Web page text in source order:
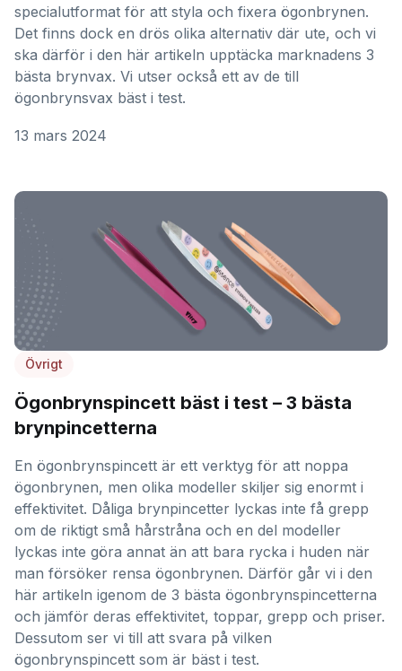
specialutformat för att styla och fixera ögonbrynen.
Det finns dock en drös olika alternativ där ute, och vi
ska därför i den här artikeln upptäcka marknadens 3
bästa brynvax. Vi utser också ett av de till
ögonbrynsvax bäst i test.
13 mars 2024
Övrigt
Ögonbrynspincett bäst i test – 3 bästa
brynpincetterna
En ögonbrynspincett är ett verktyg för att noppa
ögonbrynen, men olika modeller skiljer sig enormt i
effektivitet. Dåliga brynpincetter lyckas inte få grepp
om de riktigt små hårstråna och en del modeller
lyckas inte göra annat än att bara rycka i huden när
man försöker rensa ögonbrynen. Därför går vi i den
här artikeln igenom de 3 bästa ögonbrynspincetterna
och jämför deras effektivitet, toppar, grepp och priser.
Dessutom ser vi till att svara på vilken
ögonbrynspincett som är bäst i test.